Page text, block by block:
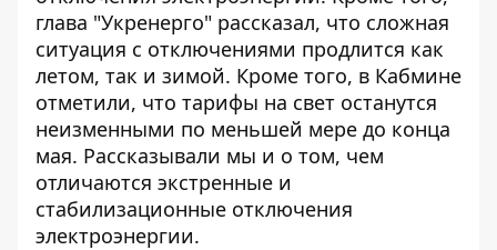
глава "Укренерго" рассказал, что сложная
ситуация с отключениями продлится как
летом, так и зимой. Кроме того, в Кабмине
отметили, что тарифы на свет останутся
неизменными по меньшей мере до конца
мая. Рассказывали мы и о том, чем
отличаются экстренные и
стабилизационные отключения
электроэнергии.